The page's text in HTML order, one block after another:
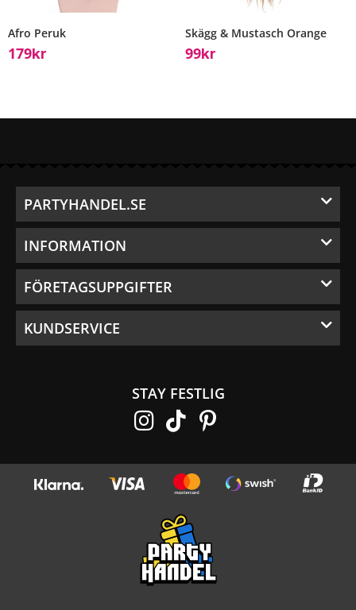
Afro Peruk
179Kr
Skägg & Mustasch Orange
99Kr
PARTYHANDEL.SE
INFORMATION
FÖRETAGSUPPGIFTER
KUNDSERVICE
STAY FESTLIG